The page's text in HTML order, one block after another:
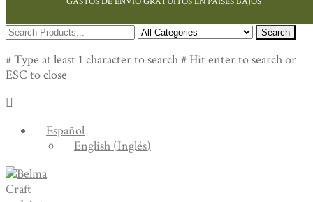
Search
# Type at least 1 character to search# Hit enter to search or
ESC to close
Español
English (Inglés)